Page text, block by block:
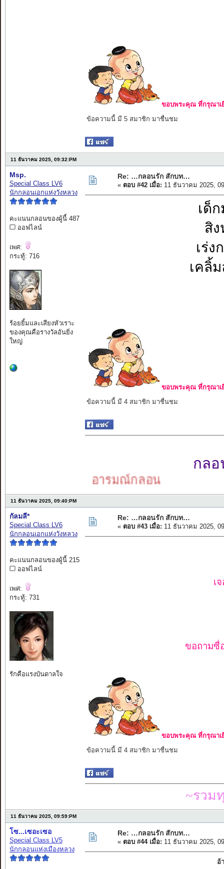
ขอบพระคุณ ที่กรุณาเ
ข้อความนี้ มี 5 สมาชิก มาชื่นชม
11 ธันวาคม 2025, 09:32:PM
Msp.
Special Class LV6
นักกลอนเอกแห่งวังหลวง
คะแนนกลอนของผู้นี้ 487
ออฟไลน์
เพศ:
กระทู้: 716
ร้อยยิ้มและเสียงหัวเราะ
ของคุณคือรางวัลอันยิ่ง
ใหญ่
Re: …กลอนรัก สักบท…
« ตอบ #42 เมื่อ: 11 ธันวาคม 2025,
เด็
สิ
เร่ง
เคลิ้
ขอบพระคุณ ที่กรุณาเ
ข้อความนี้ มี 4 สมาชิก มาชื่นชม
กลอ
อารมณ์กลอน
11 ธันวาคม 2025, 09:40:PM
กัลมลี*
Special Class LV6
นักกลอนเอกแห่งวังหลวง
คะแนนกลอนของผู้นี้ 215
ออฟไลน์
เพศ:
กระทู้: 731
รักคือแรงบันดาลใจ
Re: …กลอนรัก สักบท…
« ตอบ #43 เมื่อ: 11 ธันวาคม 2025,
เ
ขอถามซื่
ขอบพระคุณ ที่กรุณาเ
ข้อความนี้ มี 4 สมาชิก มาชื่นชม
~รวม
11 ธันวาคม 2025, 09:59:PM
โซ...เซอะเซอ
Special Class LV5
นักกลอนแห่งเมืองหลวง
Re: …กลอนรัก สักบท…
« ตอบ #44 เมื่อ: 11 ธันวาคม 2025,
อ้